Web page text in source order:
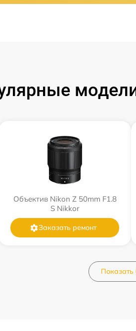
Объектив Nikon Z 50mm F1.8
S Nikkor
Заказать ремонт